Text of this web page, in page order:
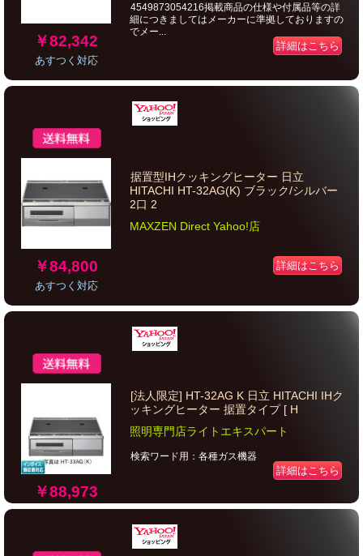
￥82,342
あすつく対応
4549873054216掲載商品の仕様や付属品等の詳
細につきましてはメーカーに準拠しておりますの
でメー...
詳細はこちら
￥84,800
あすつく対応
据置型IHクッキングヒーター 日立
HITACHI HT-32AG(K) ブラック/シルバー
2口 2
MAXZEN Direct Yahoo!店
詳細はこちら
￥88,973
[法人限定] HT-32AG K 日立 HITACHI IHク
ッキングヒーター 据置タイプ [ H
照明専門店ライトエキスパート
検索ワード用：各種ガス機器
詳細はこちら